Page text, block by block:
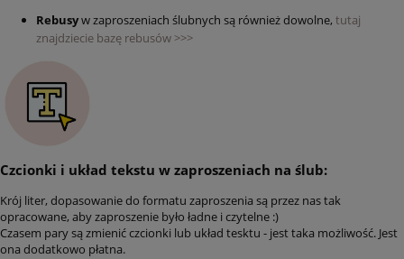
Rebusyw zaproszeniach ślubnych są również dowolne, tutaj
znajdziecie bazę rebusów >>>
Czcionki i układ tekstu w zaproszeniach na ślub:
Krój liter, dopasowanie do formatu zaproszenia są przez nas tak
opracowane, aby zaproszenie było ładne i czytelne :)
Czasem pary są zmienić czcionki lub układ tesktu - jest taka możliwość. Jest
ona dodatkowo płatna.